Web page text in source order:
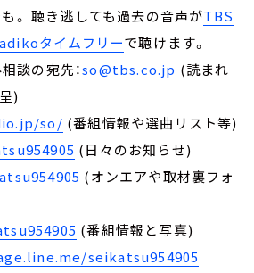
。 聴き逃しても過去の音声がTBS
タイムフリーで聴けます。
談の宛先：so@tbs.co.jp (読まれ
)
so/ (番組情報や選曲リスト等)
(日々のお知らせ)
(オンエアや取材裏フォ
(番組情報と写真)
seikatsu954905